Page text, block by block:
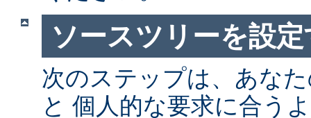
ソースツリーを設
次のステップは、あな
と 個人的な要求に合う